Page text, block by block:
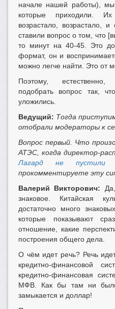
начале нашей работы), мы
которые приходили.
возрастало, возрастало,
ставили вопрос о том, что
то минут на 40-45. Это
формат, он и
можно легче найти. Это от
Поэтому,
подобрать вопрос так,
уложились.
Ведущий: Тогда
отобрали модераторы к
Вопрос первый. Что
АТЭС, когда директор-
Лагард не пустили
прокомментируете эту
Валерий Викторович:
знаковое. Китайская
достаточно много
которые показывают
отношение, какие
построения общего дела.
О чём идет речь? Речь
кредитно-финансовой
кредитно-финансовая
МФВ. Как бы там ни
замыкается и доллар!